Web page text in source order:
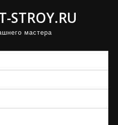
STROY.RU
мастера